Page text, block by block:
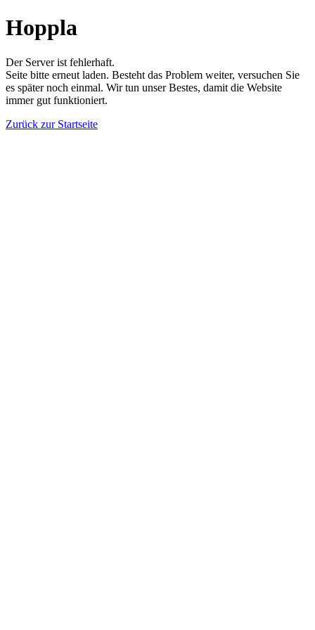
Hoppla
Der Server ist fehlerhaft.
Seite bitte erneut laden. Besteht das Problem weiter, versuchen Sie
es später noch einmal. Wir tun unser Bestes, damit die Website
immer gut funktioniert.
Zurück zur Startseite